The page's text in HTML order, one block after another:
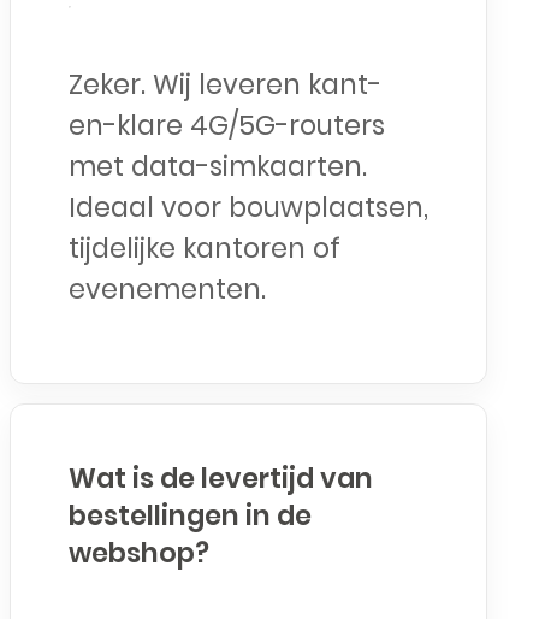
Zeker. Wij leveren kant-
en-klare 4G/5G-routers
met data-simkaarten.
Ideaal voor bouwplaatsen,
tijdelijke kantoren of
evenementen.
Wat is de levertijd van
bestellingen in de
webshop?